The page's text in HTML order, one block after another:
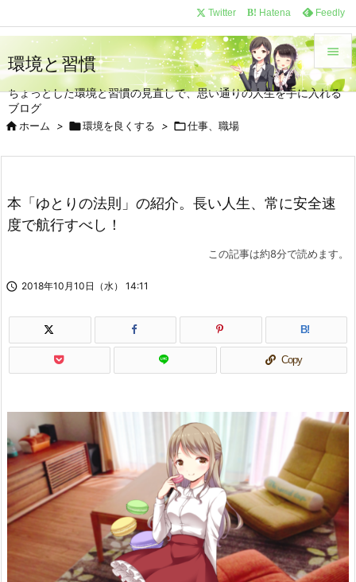
環境と習慣
ちょっとした環境と習慣の見直しで、思い通りの人生を手に入れる
ブログ


メニュ


検索
Twitter B! Hatena Feedly
ホーム > 環境を良くする > 仕事、職場
本「ゆとりの法則」の紹介。長い人生、常に安全速
度で航行すべし！
この記事は約8分で読めます。
 2018年10月10日（水） 14:11
B!
Copy